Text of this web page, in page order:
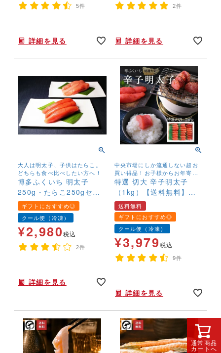
5件
詳細を見る
2件
詳細を見る
大人は明太子、子供はたらこ。
どちらも食べ比べしたい方へ！
博多ふくいち 明太子
250g・たらこ250gセッ
ト 食べ比べ お得
ギフトにおすすめ◎
クール便（冷凍）
¥2,980税込
2件
詳細を見る
中央市場にしか流通しない超お
買い得品！お子様からお年寄り
まで幅広く召し上がっていただ
くために、塩、辛子を抑えマイ
ルドに仕上げました。
特選 切大 辛子明太子
（1kg）【送料無料】
有色 めんたいこ メン
タイコ
送料無料
ギフトにおすすめ◎
クール便（冷凍）
¥3,979税込
9件
詳細を見る
通常商品
カートへ